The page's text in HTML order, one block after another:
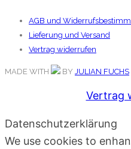
AGB und
Lieferung und Versand
Vertrag widerrufen
MADE WITH BY JULIAN FUCHS
Vertrag
Datenschutzerklärung
We use cookies to